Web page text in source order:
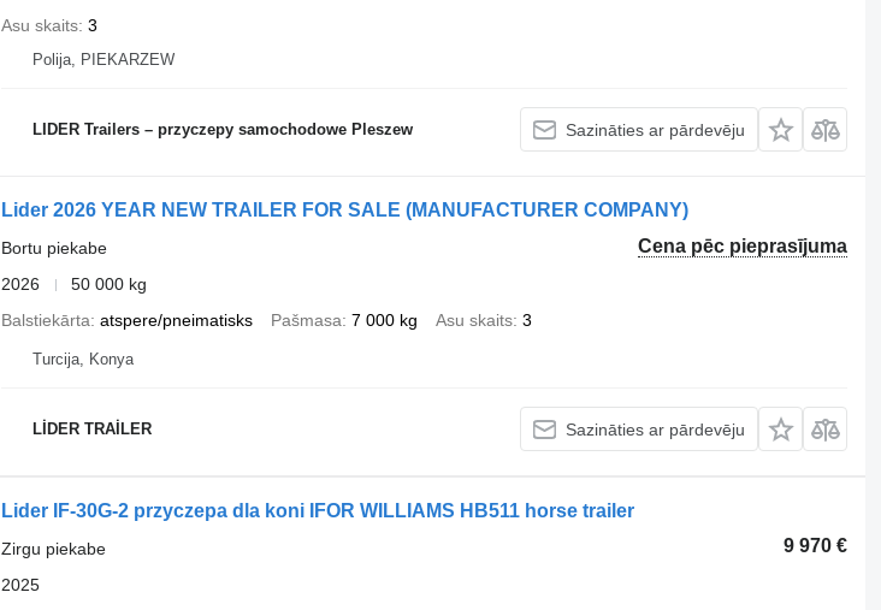
Asu skaits 3
Polija, PIEKARZEW
LIDER Trailers – przyczepy samochodowe Pleszew Sazināties ar pārdevēju
Lider 2026 YEAR NEW TRAILER FOR SALE (MANUFACTURER COMPANY)
Cena pēc pieprasījuma
Bortu piekabe
2026
50 000 kg
Balstiekārta atspere/pneimatisks Pašmasa 7 000 kg Asu skaits 3
Turcija, Konya
LİDER TRAİLER Sazināties ar pārdevēju
Lider IF-30G-2 przyczepa dla koni IFOR WILLIAMS HB511 horse trailer
9 970 €
Zirgu piekabe
2025